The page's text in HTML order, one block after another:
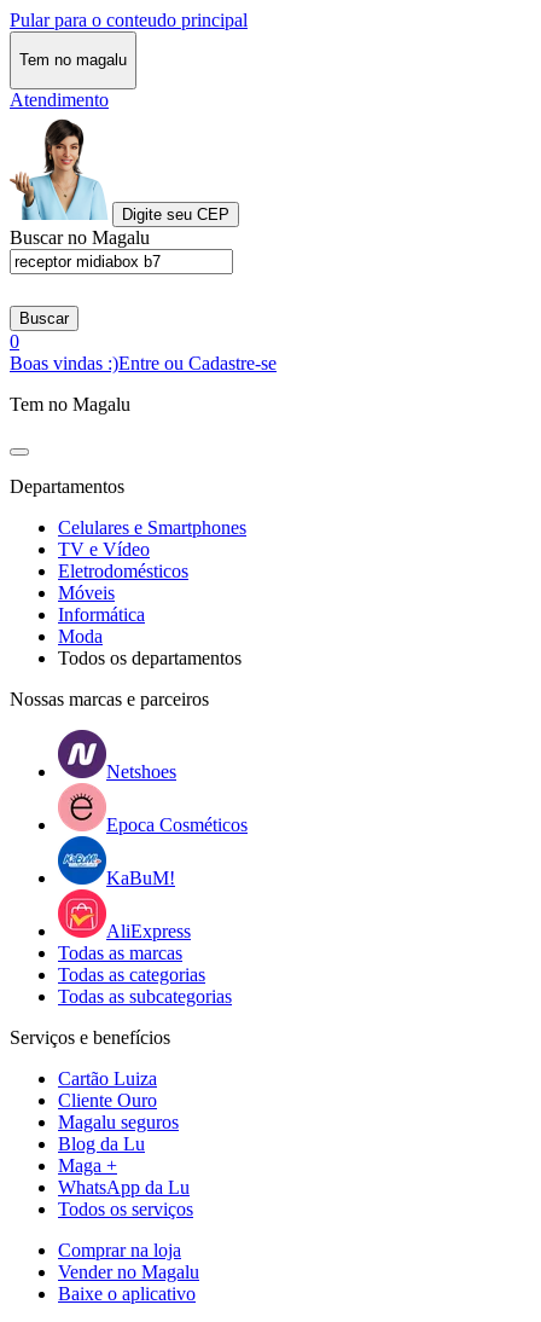
Pular para o conteudo principal
Tem no magalu
Atendimento
Digite seu CEP
Buscar no Magalu
Buscar
0
Boas vindas :)Entre ou Cadastre-se
Tem no Magalu
Departamentos
Celulares e Smartphones
TV e Vídeo
Eletrodomésticos
Móveis
Informática
Moda
Todos os departamentos
Nossas marcas e parceiros
Netshoes
Epoca Cosméticos
KaBuM!
AliExpress
Todas as marcas
Todas as categorias
Todas as subcategorias
Serviços e benefícios
Cartão Luiza
Cliente Ouro
Magalu seguros
Blog da Lu
Maga +
WhatsApp da Lu
Todos os serviços
Comprar na loja
Vender no Magalu
Baixe o aplicativo